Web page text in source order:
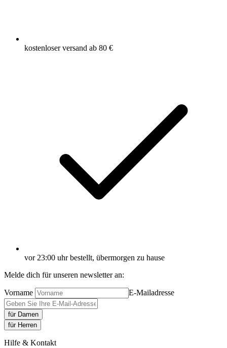
kostenloser versand ab 80 €
vor 23:00 uhr bestellt, übermorgen zu hause
Melde dich für unseren newsletter an:
Vorname E-Mailadresse
für Damen
für Herren
Hilfe & Kontakt